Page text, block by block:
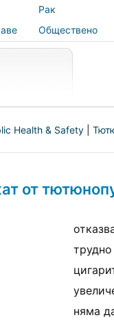
Рак
Обществено
здраве и
Health & Safety
от
няма